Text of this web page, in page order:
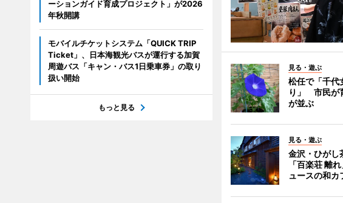
見る・遊ぶ
松任で「千代
り」 市民が
が並ぶ
見る・遊ぶ
金沢・ひがし
「百楽荘 離
ュースの和カ
ーションガイド育成プロジェクト」が2026
年秋開講
モバイルチケットシステム「QUICK TRIP
Ticket」、日本海観光バスが運行する加賀
周遊バス「キャン・バス1日乗車券」の取り
扱い開始
もっと見る